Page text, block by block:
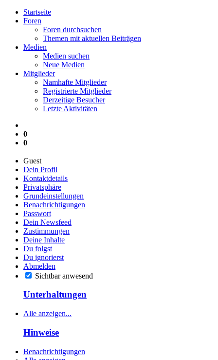
Startseite
Foren
Foren durchsuchen
Themen mit aktuellen Beiträgen
Medien
Medien suchen
Neue Medien
Mitglieder
Namhafte Mitglieder
Registrierte Mitglieder
Derzeitige Besucher
Letzte Aktivitäten
0
0
Guest
Dein Profil
Kontaktdetails
Privatsphäre
Grundeinstellungen
Benachrichtigungen
Passwort
Dein Newsfeed
Zustimmungen
Deine Inhalte
Du folgst
Du ignorierst
Abmelden
Sichtbar anwesend
Unterhaltungen
Alle anzeigen...
Hinweise
Benachrichtigungen